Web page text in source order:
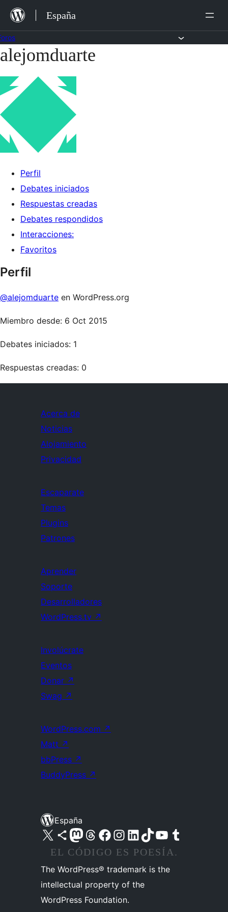
Saltar
contenido
España
Saltar
contenido
alejomduarte
Perfil
Debates iniciados
Respuestas creadas
Debates respondidos
Interacciones:
Favoritos
Perfil
@alejomduarte en WordPress.org
Miembro desde: 6 Oct 2015
Debates iniciados: 1
Respuestas creadas: 0
Acerca de
Noticias
Alojamiento
Privacidad
Escaparate
Temas
Plugins
Patrones
Aprender
Soporte
Desarrolladores
WordPress.tv ↗
Involúcrate
Eventos
Donar ↗
Swag ↗
WordPress.com ↗
Matt ↗
bbPress ↗
BuddyPress ↗
España
Visita nuestra cuenta de X (anteriormente Twitter)
Visita nuestra cuenta de Bluesky
Visita nuestra cuenta de Mastodon
Visita nuestra cuenta de Threads
Visita nuestra página de Facebook
Visita nuestra cuenta de Instagram
Visita nuestra cuenta de LinkedIn
Visita nuestra cuenta de TikTok
Visita nuestro canal de YouTube
Visita nuestra cuenta de Tumblr
EL CÓDIGO ES POESÍA.
The WordPress® trademark is the
intellectual property of the
WordPress Foundation.